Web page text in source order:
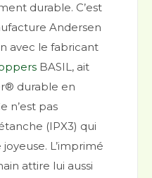
durable. C’est
Andersen
avec le fabricant
BASIL, ait
durable en
n’est pas
(IPX3) qui
L’imprimé
attire lui aussi